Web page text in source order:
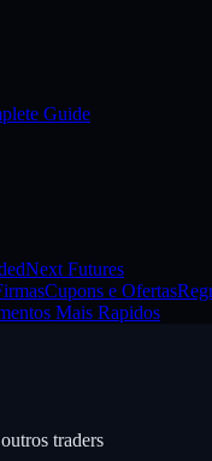
Guide
Futures
Cupons e Ofertas
Mais Rapidos
traders